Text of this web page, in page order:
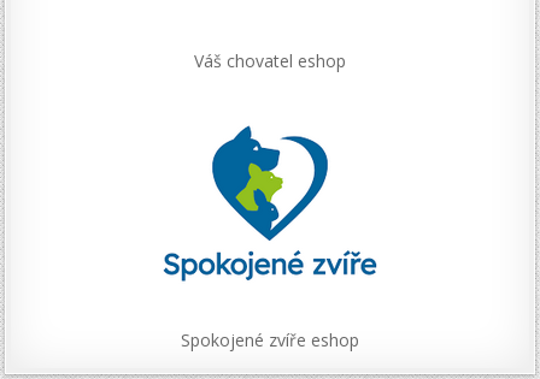
Váš chovatel eshop
Spokojené zvíře eshop